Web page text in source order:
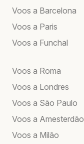
Voos a Barcelona
Voos a Paris
Voos a Funchal
Voos a Roma
Voos a Londres
Voos a São Paulo
Voos a Amesterdão
Voos a Milão